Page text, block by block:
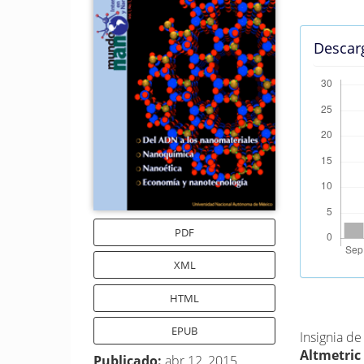
del
artículo
PDF
XML
HTML
EPUB
del
Insignia
Altmetric